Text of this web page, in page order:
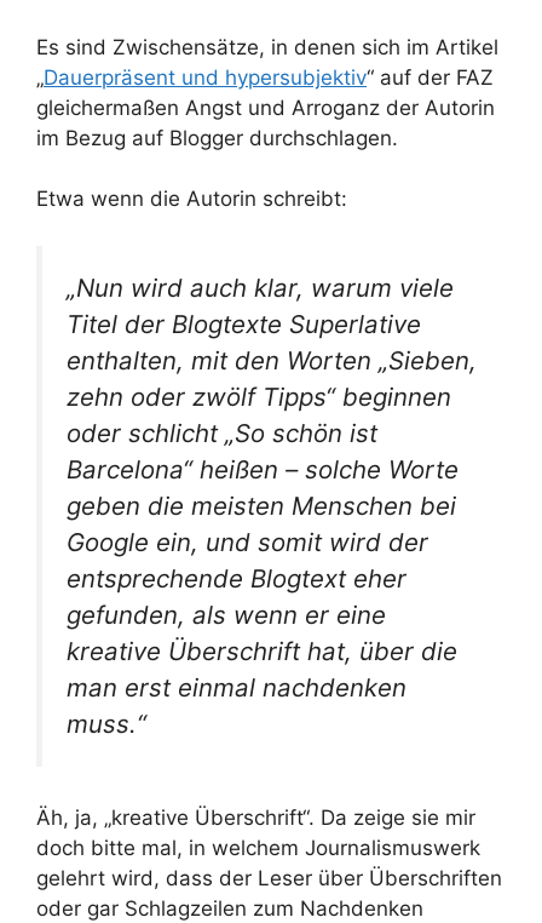
Es sind Zwischensätze, in denen sich im Artikel
„Dauerpräsent und hypersubjektiv“ auf der FAZ
gleichermaßen Angst und Arroganz der Autorin
im Bezug auf Blogger durchschlagen.
Etwa wenn die Autorin schreibt:
„Nun wird auch klar, warum viele
Titel der Blogtexte Superlative
enthalten, mit den Worten „Sieben,
zehn oder zwölf Tipps“ beginnen
oder schlicht „So schön ist
Barcelona“ heißen – solche Worte
geben die meisten Menschen bei
Google ein, und somit wird der
entsprechende Blogtext eher
gefunden, als wenn er eine
kreative Überschrift hat, über die
man erst einmal nachdenken
muss.“
Äh, ja, „kreative Überschrift“. Da zeige sie mir
doch bitte mal, in welchem Journalismuswerk
gelehrt wird, dass der Leser über Überschriften
oder gar Schlagzeilen zum Nachdenken